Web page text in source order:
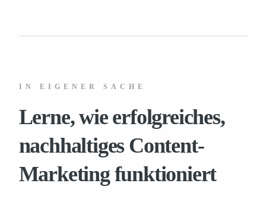
IN EIGENER SACHE
Lerne, wie erfolgreiches,
nachhaltiges Content-
Marketing funktioniert